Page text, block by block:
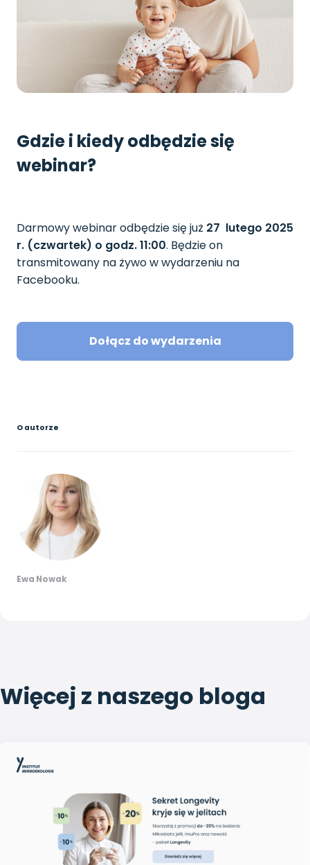
Gdzie i kiedy odbędzie się
webinar?
Darmowy webinar odbędzie się już 27 lutego 2025
r. (czwartek) o godz. 11:00. Będzie on
transmitowany na żywo w wydarzeniu na
Facebooku.
Dołącz do wydarzenia
O autorze
Ewa Nowak
Więcej z naszego bloga